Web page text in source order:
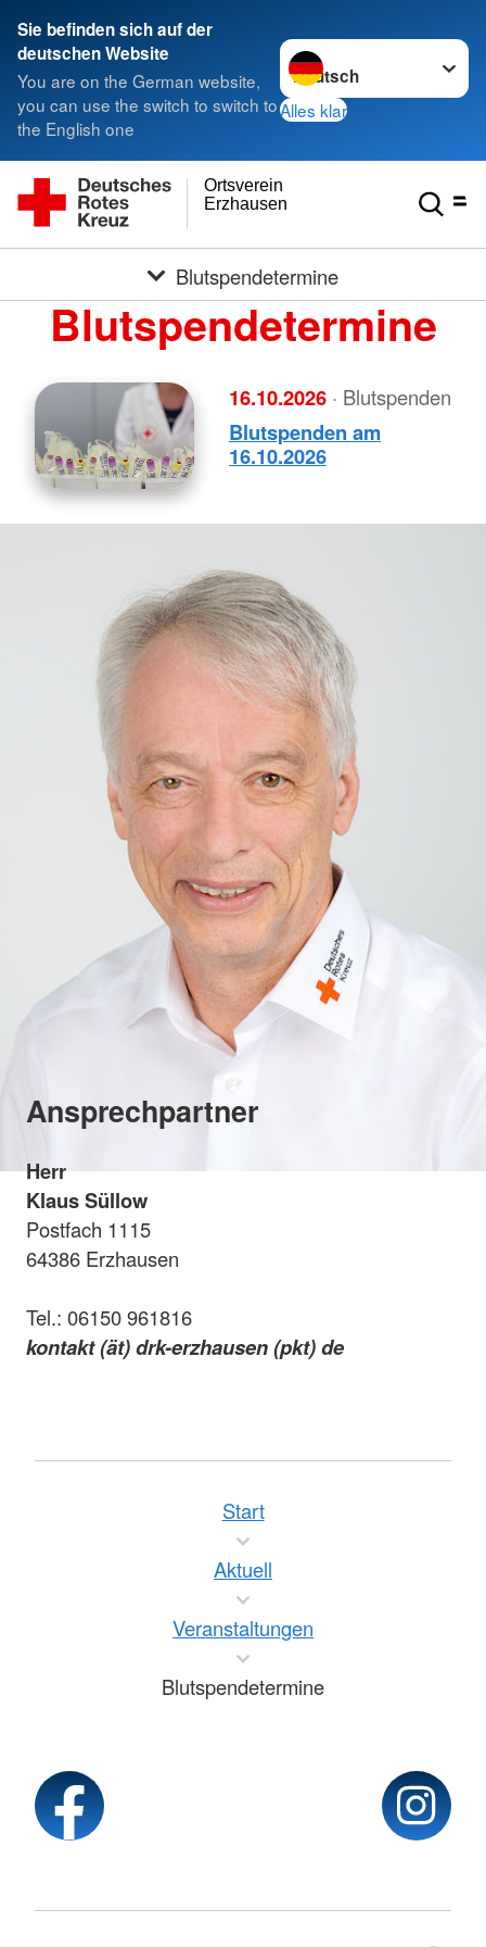
Sie befinden sich auf der
deutschen Website
You are on the German website,
you can use the switch to switch to
the English one
Sprache wechseln zu
Alles klar
Erzhausen
Ortsverein
Blutspendetermine
Blutspendetermine
16.10.2026 · Blutspenden
Blutspenden am
16.10.2026
Ansprechpartner
Herr
Klaus Süllow
Postfach 1115
64386 Erzhausen
Tel.: 06150 961816
kontakt (ät) drk-erzhausen (pkt) de
Start
Aktuell
Veranstaltungen
Blutspendetermine